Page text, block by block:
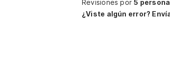
Revisiones por5
¿Viste algún error?